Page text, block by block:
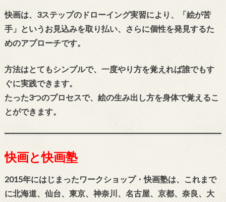
快画は、3ステップのドローイング実習により、「絵が苦
手」というお見込みを取り払い、さらに個性を発見するた
めのアプローチです。
方法はとてもシンプルで、一度やり方を覚えれば誰でもす
ぐに実践できます。
たった3つのプロセスで、絵の生み出し方を身体で覚えるこ
とができます。
快画と快画塾
2015年にはじまったワークショップ・快画塾は、これまで
に北海道、仙台、東京、神奈川、名古屋、京都、奈良、大